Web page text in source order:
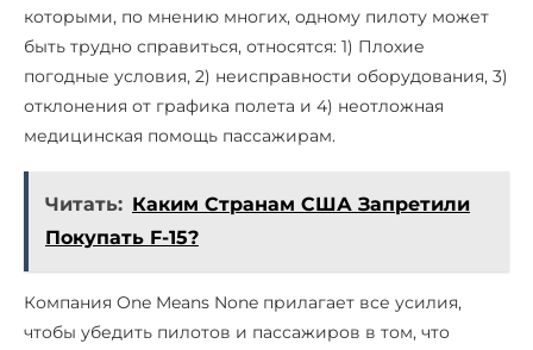
которыми, по мнению многих, одному пилоту может
быть трудно справиться, относятся: 1) Плохие
погодные условия, 2) неисправности оборудования, 3)
отклонения от графика полета и 4) неотложная
медицинская помощь пассажирам.
Читать: Каким Странам США Запретили
Покупать F-15?
Компания One Means None прилагает все усилия,
чтобы убедить пилотов и пассажиров в том, что